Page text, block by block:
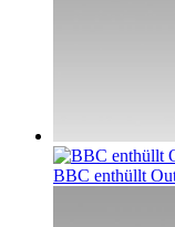
BBC enthüllt